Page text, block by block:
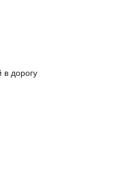
дорогу